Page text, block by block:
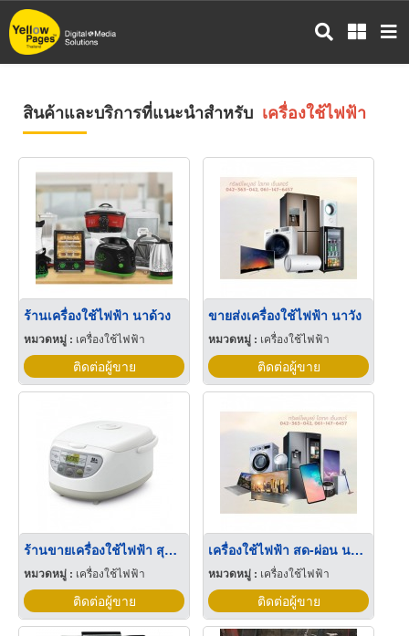
ข้าม
ไป
สินค้าและบริการที่แนะนำสำหรับ เครื่องใช้ไฟฟ้า
ร้านเครื่องใช้ไฟฟ้า นาด้วง
หมวดหมู่ : เครื่องใช้ไฟฟ้า
ติดต่อผู้ขาย
ขายส่งเครื่องใช้ไฟฟ้า นาวัง
หมวดหมู่ : เครื่องใช้ไฟฟ้า
ติดต่อผู้ขาย
ร้านขายเครื่องใช้ไฟฟ้า สุพรรณบุรี
หมวดหมู่ : เครื่องใช้ไฟฟ้า
ติดต่อผู้ขาย
เครื่องใช้ไฟฟ้า สด-ผ่อน นาวัง
หมวดหมู่ : เครื่องใช้ไฟฟ้า
ติดต่อผู้ขาย